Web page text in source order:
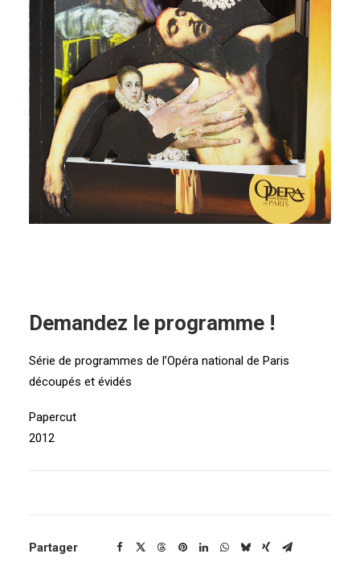
Demandez le programme !
Série de programmes de l’Opéra national de Paris
découpés et évidés
Papercut
2012
Partager